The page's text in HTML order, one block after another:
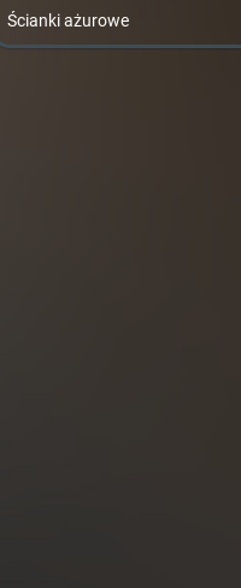
Ścianki ażurowe